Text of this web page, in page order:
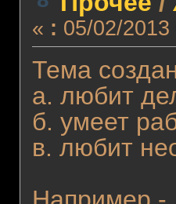
« : 05/02/
Тема
а. любит
б. умеет
в. любит